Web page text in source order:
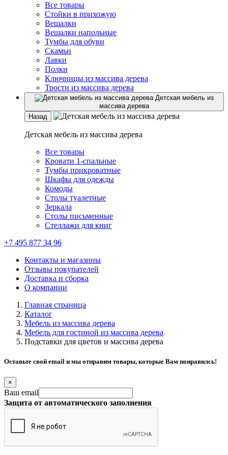
Все товары
Стойки в прихожую
Вешалки
Вешалки напольные
Тумбы для обуви
Скамьи
Лавки
Полки
Ключницы из массива дерева
Трости из массива дерева
Детская мебель из
массива дерева
Назад
Детская мебель из массива дерева
Все товары
Кровати 1-спальные
Тумбы прикроватные
Шкафы для одежды
Комоды
Столы туалетные
Зеркала
Столы письменные
Стеллажи для книг
+7 495 877 34 96
Контакты и магазины
Отзывы покупателей
Доставка и сборка
О компании
Главная страница
Каталог
Мебель из массива дерева
Мебель для гостиной из массива дерева
Подставки для цветов и массива дерева
Оставьте свой email и мы отправим товары, которые Вам понравилсь!
×
Ваш email
Защита от автоматического заполнения